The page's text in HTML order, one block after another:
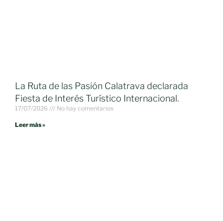
La Ruta de las Pasión Calatrava declarada
Fiesta de Interés Turístico Internacional.
17/07/2026 No hay comentarios
Leer más »